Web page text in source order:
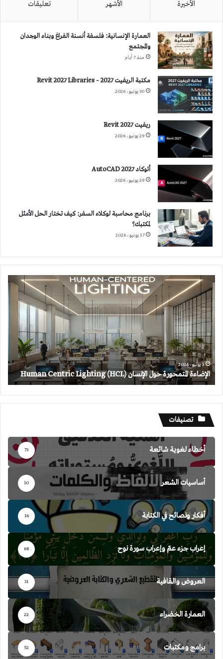
الأخيرة الأشهر تعليقات
العمارة الإنسانية: فلسفة أنسنة الفراغ وبناء الوجدان
والمجتمع
منذ 7 أيام
مكتبة الريفيت 2027 – Revit 2027 Libraries
30 يونيو، 2026
ريفيت 2027 Revit
29 يونيو، 2026
أتوكاد 2027 AutoCAD
29 يونيو، 2026
برنامج محاسبة لوكلاء السفر: كيف تختار الحل الأمثل
لمكتبك؟
17 يونيو، 2026
الإضاءة
المتمحورة
حول
الإنسان
(HCL)
Human
Centric
Lighting
3 يوليو، 2024
الإضاءة المتمحورة حول الإنسان (HCL) Human Centric Lighting
تصنيفات
أخطاء لغوية شائعة 73
أساسيات الشعر 10
أفكار ونصائح في الكتابة 16
إعراب جزء عمّ وإعراب سورة نوح 68
العروض والقافية 31
العمارة الخضراء 22
برامج ومكتبات 52